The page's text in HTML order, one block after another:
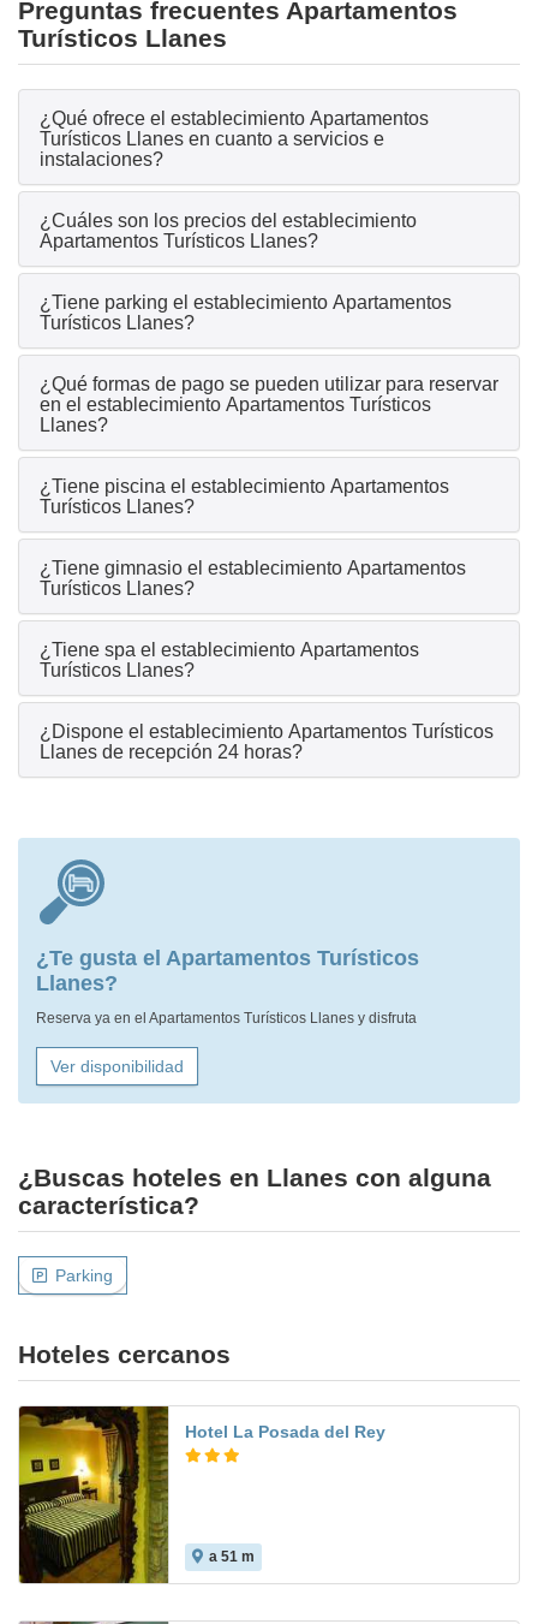
Preguntas frecuentes Apartamentos
Turísticos Llanes
¿Qué ofrece el establecimiento Apartamentos
Turísticos Llanes en cuanto a servicios e
instalaciones?
¿Cuáles son los precios del establecimiento
Apartamentos Turísticos Llanes?
¿Tiene parking el establecimiento Apartamentos
Turísticos Llanes?
¿Qué formas de pago se pueden utilizar para reservar
en el establecimiento Apartamentos Turísticos
Llanes?
¿Tiene piscina el establecimiento Apartamentos
Turísticos Llanes?
¿Tiene gimnasio el establecimiento Apartamentos
Turísticos Llanes?
¿Tiene spa el establecimiento Apartamentos
Turísticos Llanes?
¿Dispone el establecimiento Apartamentos Turísticos
Llanes de recepción 24 horas?
¿Te gusta el Apartamentos Turísticos
Llanes?
Reserva ya en el Apartamentos Turísticos Llanes y disfruta
Ver disponibilidad
¿Buscas hoteles en Llanes con alguna
característica?
Parking
Hoteles cercanos
Hotel La Posada del Rey
a 51 m